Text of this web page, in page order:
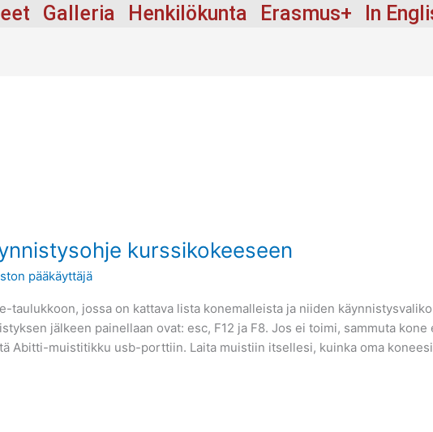
Galleria Henkilökunta Erasmus+ In
kurssikokeeseen
pääkäyttäjä
taulukkoon, jossa on kattava lista konemalleista ja niiden
jälkeen painellaan ovat: esc, F12 ja F8. Jos ei toimi, sammuta
Abitti-muistitikku usb-porttiin. Laita muistiin itsellesi, kuinka oma